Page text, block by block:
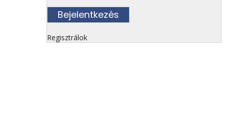
Regisztrálok